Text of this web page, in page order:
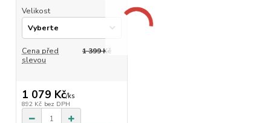
Velikost
Cena před
slevou
1 399 Kč
1 079 Kč/ks
892 Kč bez DPH